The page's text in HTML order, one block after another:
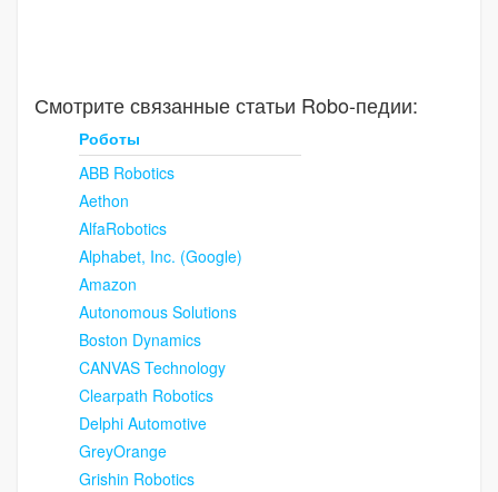
Смотрите связанные статьи Robo-педии:
Роботы
ABB Robotics
Aethon
AlfaRobotics
Alphabet, Inc. (Google)
Amazon
Autonomous Solutions
Boston Dynamics
CANVAS Technology
Clearpath Robotics
Delphi Automotive
GreyOrange
Grishin Robotics